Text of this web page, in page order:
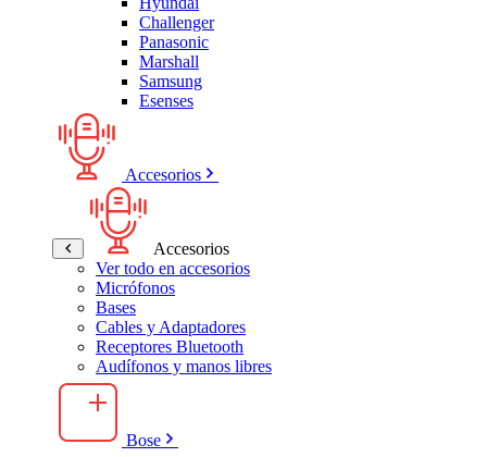
Challenger
Panasonic
Marshall
Samsung
Esenses
Accesorios
Accesorios
Ver todo en accesorios
Micrófonos
Bases
Cables y Adaptadores
Receptores Bluetooth
Audífonos y manos libres
Bose